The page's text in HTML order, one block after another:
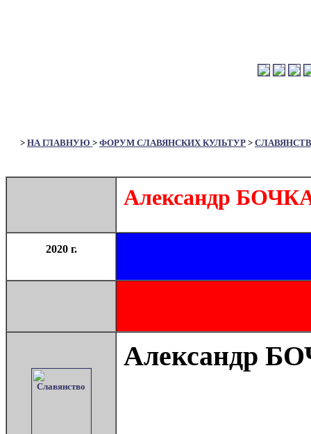
> НА ГЛАВНУЮ > ФОРУМ СЛАВЯНСКИХ КУЛЬТУР >
Александр
2020 г.
Александр